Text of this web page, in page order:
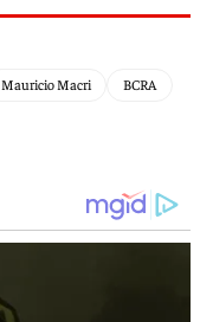
Mauricio Macri BCRA